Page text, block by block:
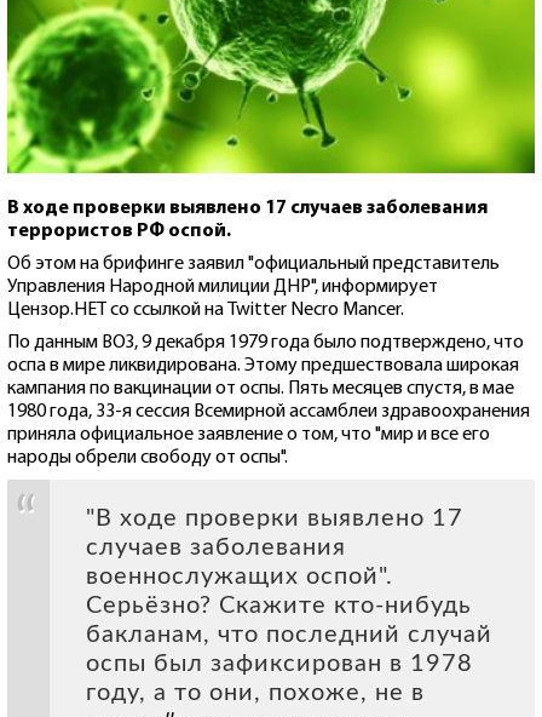
В ходе проверки выявлено 17 случаев заболевания
террористов РФ оспой.
Об этом на брифинге заявил "официальный представитель
Управления Народной милиции ДНР", информирует
Цензор.НЕТ со ссылкой на Twitter Necro Mancer.
По данным ВОЗ, 9 декабря 1979 года было подтверждено, что
оспа в мире ликвидирована. Этому предшествовала широкая
кампания по вакцинации от оспы. Пять месяцев спустя, в мае
1980 года, 33-я сессия Всемирной ассамблеи здравоохранения
приняла официальное заявление о том, что "мир и все его
народы обрели свободу от оспы".
"В ходе проверки выявлено 17
случаев заболевания
военнослужащих оспой".
Серьёзно? Скажите кто-нибудь
бакланам, что последний случай
оспы был зафиксирован в 1978
году, а то они, похоже, не в